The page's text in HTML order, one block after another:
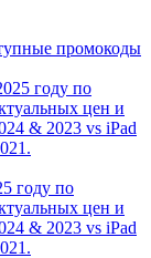
промокоды
году по
цен и
& 2023 vs iPad